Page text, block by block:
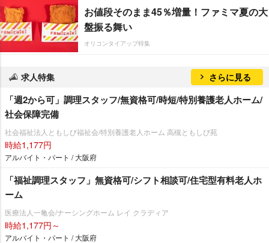
お値段そのまま45％増量！ファミマ夏の大
盤振る舞い
オリコンタイアップ特集
求人特集 さらに見る
「週2から可」調理スタッフ/無資格可/時短/特別養護老人ホーム/
社会保障完備
社会福祉法人ともしび福祉会/特別養護老人ホーム 高槻ともしび苑
時給1,177円
アルバイト・パート / 大阪府
「福祉調理スタッフ」無資格可/シフト相談可/住宅型有料老人ホ
ーム
医療法人一亀会/ナーシングホーム レイ クラディア
時給1,177円～
アルバイト・パート / 大阪府